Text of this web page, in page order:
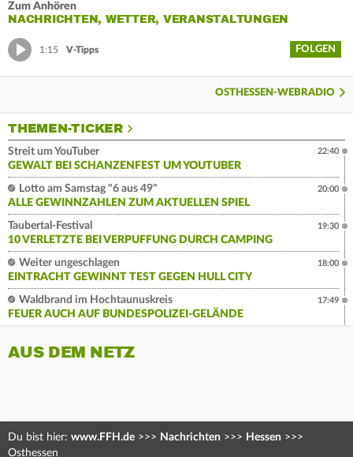
Zum Anhören
NACHRICHTEN, WETTER, VERANSTALTUNGEN
1:15 V-Tipps FOLGEN
OSTHESSEN-WEBRADIO
THEMEN-TICKER
Streit um YouTuber
GEWALT BEI SCHANZENFEST UM YOUTUBER
22:40
Lotto am Samstag "6 aus 49"
ALLE GEWINNZAHLEN ZUM AKTUELLEN SPIEL
20:00
Taubertal-Festival
10 VERLETZTE BEI VERPUFFUNG DURCH CAMPING
19:30
Weiter ungeschlagen
EINTRACHT GEWINNT TEST GEGEN HULL CITY
18:00
Waldbrand im Hochtaunuskreis
FEUER AUCH AUF BUNDESPOLIZEI-GELÄNDE
17:49
AUS DEM NETZ
Du bist hier: www.FFH.de >>> Nachrichten >>> Hessen >>>
Osthessen